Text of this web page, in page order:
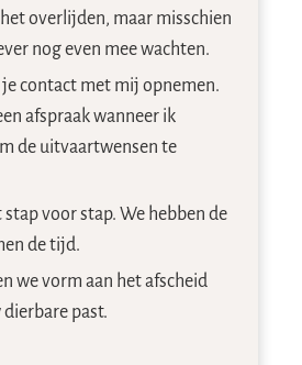
overlijden, maar misschien
nog even mee wachten.
je contact met mij opnemen.
afspraak wanneer ik
de uitvaartwensen te
voor stap. We hebben de
de tijd.
we vorm aan het afscheid
past.